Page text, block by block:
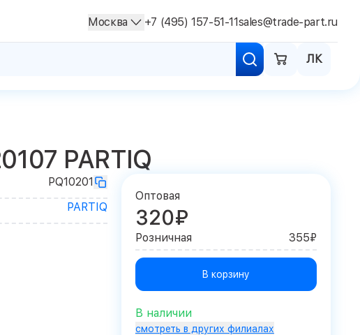
ЛК
Москва +7 (495) 157-51-11sales@trade-part.ru
PARTIQ
PQ10201
PARTIQ
Оптовая
320₽
Розничная 355₽
В корзину
В наличии
смотреть в других филиалах